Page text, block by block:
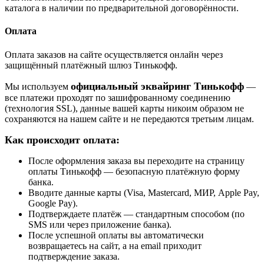
каталога в наличии по предварительной договорённости.
Оплата
Оплата заказов на сайте осуществляется онлайн через
защищённый платёжный шлюз Тинькофф.
Мы используем официальный эквайринг Тинькофф —
все платежи проходят по зашифрованному соединению
(технология SSL), данные вашей карты никоим образом не
сохраняются на нашем сайте и не передаются третьим лицам.
Как происходит оплата:
После оформления заказа вы переходите на страницу
оплаты Тинькофф — безопасную платёжную форму
банка.
Вводите данные карты (Visa, Mastercard, МИР, Apple Pay,
Google Pay).
Подтверждаете платёж — стандартным способом (по
SMS или через приложение банка).
После успешной оплаты вы автоматически
возвращаетесь на сайт, а на email приходит
подтверждение заказа.